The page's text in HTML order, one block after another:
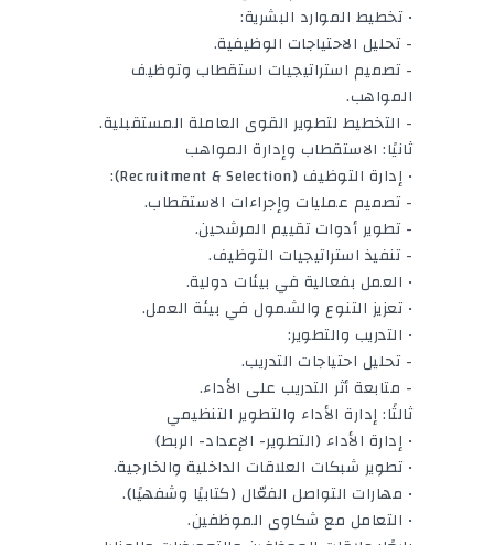
• تخطيط الموارد البشرية:
- تحليل الاحتياجات الوظيفية.
- تصميم استراتيجيات استقطاب وتوظيف
المواهب.
- التخطيط لتطوير القوى العاملة المستقبلية.
ثانيًا: الاستقطاب وإدارة المواهب
• إدارة التوظيف (Recruitment & Selection):
- تصميم عمليات وإجراءات الاستقطاب.
- تطوير أدوات تقييم المرشحين.
- تنفيذ استراتيجيات التوظيف.
• العمل بفعالية في بيئات دولية.
• تعزيز التنوع والشمول في بيئة العمل.
• التدريب والتطوير:
- تحليل احتياجات التدريب.
- متابعة أثر التدريب على الأداء.
ثالثًا: إدارة الأداء والتطوير التنظيمي
• إدارة الأداء (التطوير- الإعداد- الربط)
• تطوير شبكات العلاقات الداخلية والخارجية.
• مهارات التواصل الفعّال (كتابيًا وشفهيًا).
• التعامل مع شكاوى الموظفين.